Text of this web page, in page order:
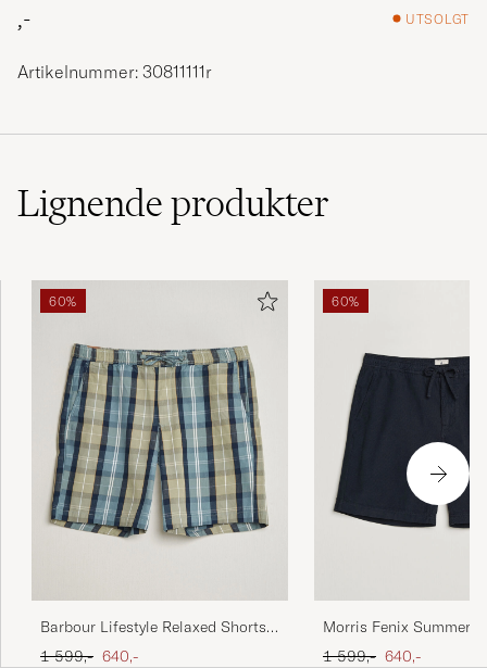
,-
UTSOLGT
Artikelnummer: 30811111r
Lignendeprodukter
60%
Barbour Lifestyle Relaxed Shorts
Highland Loch
Ordinær pris
1 599,- Nedsatt pris
640,-
60%
Morris Fenix Summer
Dark Blue
Ordinær pris
1 599,- Nedsatt pris
640,-